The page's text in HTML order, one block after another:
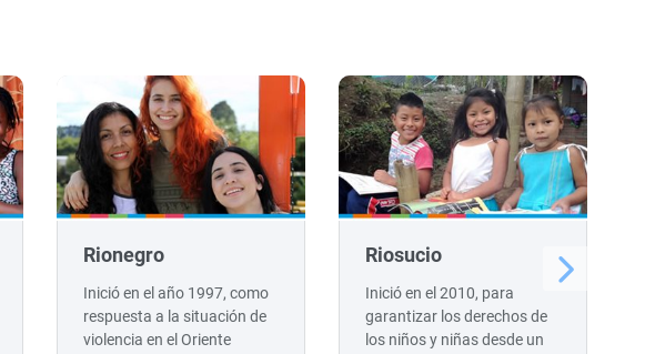
Rionegro
Inició en el año 1997, como
respuesta a la situación de
violencia en el Oriente
Riosucio
Inició en el 2010, para
garantizar los derechos de
los niños y niñas desde un